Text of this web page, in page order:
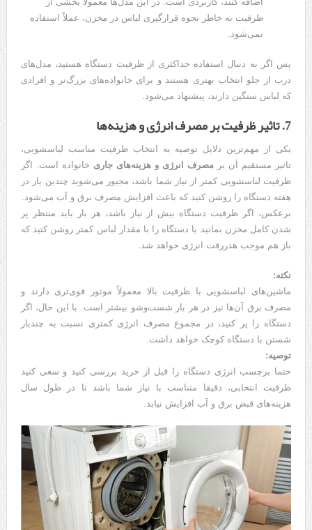
ظرفیت به خاطر نحوه قرارگیری لباس در مخزن، عملاً استفاده
نمی‌شود.
پس اگر به دنبال استفاده حداکثری از ظرفیت دستگاه هستید، مدل‌های
درب از جلو انتخاب بهتری هستند و برای خانواده‌های بزرگ‌تر و افرادی
که لباس سنگین دارند، پیشنهاد می‌شود.
7. تاثیر ظرفیت بر مصرف انرژی و هزینه‌ها
یکی از مهم‌ترین دلایل توصیه به انتخاب ظرفیت مناسب لباسشویی،
تاثیر مستقیم آن بر مصرف انرژی و هزینه‌های جاری خانواده است. اگر
ظرفیت لباسشویی کمتر از نیاز شما باشد، مجبور می‌شوید چندین بار در
هفته دستگاه را روشن کنید که باعث افزایش مصرف برق و آب می‌شود.
برعکس، اگر ظرفیت دستگاه بیش از نیاز باشد، هر بار باید منتظر پر
شدن کامل مخزن بمانید یا دستگاه را با مقدار لباس کمتر روشن کنید که
باز هم موجب هدررفت انرژی خواهد شد.
نکته:
ماشین‌های لباسشویی با ظرفیت بالا معمولاً موتور قوی‌تری دارند و
مصرف برق آن‌ها نیز در هر بار شست‌وشو بیشتر است. با این حال، اگر
دستگاه را پر کنید، در مجموع مصرف انرژی کمتری نسبت به چندبار
شستن با دستگاه کوچک خواهد داشت.
توصیه:
حتما برچسب انرژی دستگاه را قبل از خرید بررسی کنید و سعی کنید
ظرفیت انتخابی، دقیقا متناسب با نیاز شما باشد تا در طول سال
هزینه‌های قبض برق و آب افزایش نیابد.